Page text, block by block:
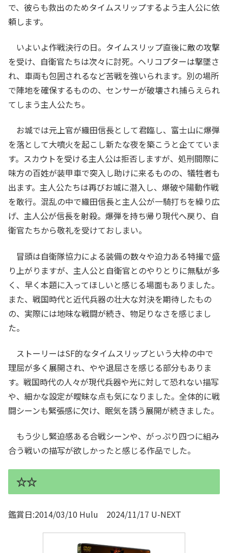
で、彼らも救出のためタイムスリップするよう主人公に依
頼します。
いよいよ作戦決行の日。タイムスリップ直後に敵の攻撃
を受け、自衛官たちは次々に討死。ヘリコプターは撃墜さ
れ、車両も包囲されるなど苦戦を強いられます。別の場所
で陣地を確保するものの、センサーが破壊され捕らえられ
てしまう主人公たち。
お城では元上官が織田信長として君臨し、富士山に爆弾
を落として大噴火を起こし新たな夜を築こうと企てていま
す。スカウトを受ける主人公は拒否しますが、処刑間際に
味方の百姓が装甲車で突入し助けに来るものの、犠牲者も
出ます。主人公たちは再びお城に潜入し、爆破や陽動作戦
を敢行。混乱の中で織田信長と主人公が一騎打ちを繰り広
げ、主人公が信長を射殺。爆弾を持ち帰り現代へ戻り、自
衛官たちから敬礼を受けておしまい。
冒頭は自衛隊協力による装備の数々や迫力ある特撮で盛
り上がりますが、主人公と自衛官とのやりとりに無駄が多
く、早く本題に入ってほしいと感じる場面もありました。
また、戦国時代と近代兵器の壮大な対決を期待したもの
の、実際には地味な戦闘が続き、物足りなさを感じまし
た。
ストーリーはSF的なタイムスリップという大枠の中で
理屈が多く展開され、やや退屈さを感じる部分もありま
す。戦国時代の人々が現代兵器や光に対して恐れない描写
や、細かな設定が曖昧な点も気になりました。全体的に戦
闘シーンも緊張感に欠け、眠気を誘う展開が続きました。
もう少し緊迫感ある合戦シーンや、がっぷり四つに組み
合う戦いの描写が欲しかったと感じる作品でした。
☆☆
鑑賞日:2014/03/10 Hulu 2024/11/17 U-NEXT